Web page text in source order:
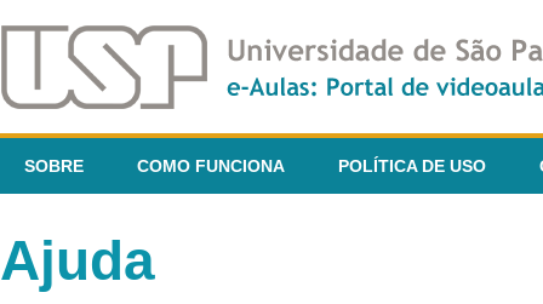
SOBRE COMO FUNCIONA POLÍTICA DE USO
Ajuda